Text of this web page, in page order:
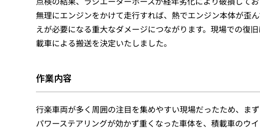
無理にエンジンをかけて走行すれば、熱でエンジン本体が歪
えが必要になる重大なダメージにつながります。現場での復
載車による搬送を決定いたしました。
作業内容
行楽車両が多く周囲の注目を集めやすい現場だったため、ま
パワーステアリングが効かず重くなった車体を、積載車のウ